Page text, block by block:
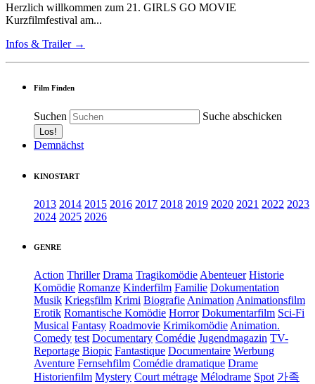
Herzlich willkommen zum 21. GIRLS GO MOVIE
Kurzfilmfestival am...
Infos & Trailer →
Film Finden
Suchen Suche abschicken
Demnächst
KINOSTART
2013 2014 2015 2016 2017 2018 2019 2020 2021 2022 2023
2024 2025 2026
GENRE
Action Thriller Drama TragikomödieAbenteuer Historie
Komödie Romanze Kinderfilm Familie Dokumentation
Musik Kriegsfilm Krimi BiografieAnimationAnimationsfilm
Erotik Romantische Komödie Horror Dokumentarfilm Sci-Fi
Musical Fantasy Roadmovie KrimikomödieAnimation.
Comedy test Documentary Comédie Jugendmagazin TV-
Reportage Biopic Fantastique Documentaire Werbung
Aventure Fernsehfilm Comédie dramatique Drame
Historienfilm Mystery Court métrage Mélodrame Spot 가족